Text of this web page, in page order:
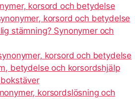
korsord och betydelse
korsord och betydelse
stämning? Synonymer och
korsord och betydelse
betydelse och korsordshjälp
korsordslösning och